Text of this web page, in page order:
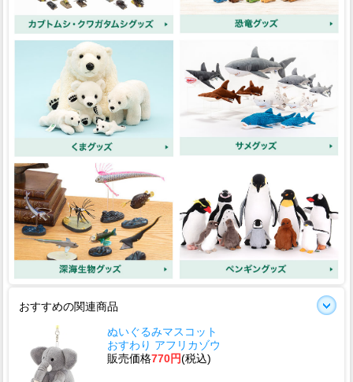
おすすめの関連商品
ぬいぐるみマスコット
おすわり アフリカゾウ
販売価格770円(税込)